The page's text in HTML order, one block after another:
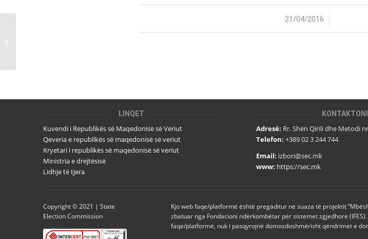
21/04/2016
/
LINQET
Kuvendi i Republikës së Maqedonisë së Veriut
Qeveria e republikës së maqedonisë së veriut
Kryetari i republikës së maqedonisë së veriut
Ministria e drejtësisë
Lidhje të tjera
KONTAKTONI
Adresë: Rr. Shën Qirili dhe Metodi
Telefon: +389 02 3 244 744
Email: izbori@sec.mk
www: https://sec.mk
Copyright © 2021 | State
Election Commission
Kjo web faqe/platformë është pregaditur në suaza të projektit
zbatuar nga Fondacioni ndërkombëtar për sistemet zgjedhore
faqe/platformë, nuk i pasqyrojnë domosdoshmërisht qëndrimet e